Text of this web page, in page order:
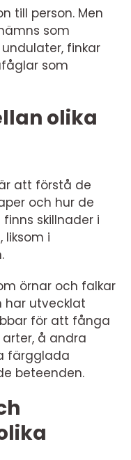
till person. Men
som
finkar
som
olika
att förstå de
och hur de
skillnader i
liksom i
örnar och falkar
har utvecklat
för att fånga
arter, å andra
färgglada
beteenden.